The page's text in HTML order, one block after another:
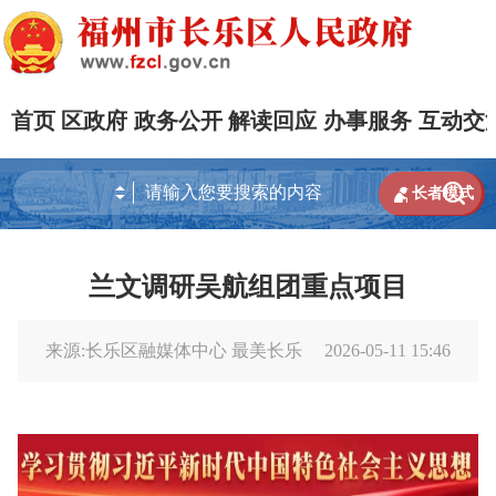
首页 区政府 政务公开 解读回应 办事服务 互动交

 长者模式
兰文调研吴航组团重点项目
来源:长乐区融媒体中心 最美长乐 2026-05-11 15:46